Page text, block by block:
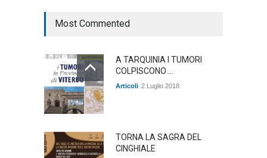
Most Commented
A TARQUINIA I TUMORI
COLPISCONO ...
Articoli 2 Luglio 2018
TORNA LA SAGRA DEL
CINGHIALE